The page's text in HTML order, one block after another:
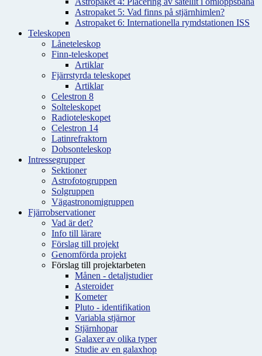
Astropaket 5: Vad finns på stjärnhimlen?
Astropaket 6: Internationella rymdstationen ISS
Teleskopen
Låneteleskop
Finn-teleskopet
Artiklar
Fjärrstyrda teleskopet
Artiklar
Celestron 8
Solteleskopet
Radioteleskopet
Celestron 14
Latinrefraktorn
Dobsonteleskop
Intressegrupper
Sektioner
Astrofotogruppen
Solgruppen
Vägastronomigruppen
Fjärrobservationer
Vad är det?
Info till lärare
Förslag till projekt
Genomförda projekt
Förslag till projektarbeten
Månen - detaljstudier
Asteroider
Kometer
Pluto - identifikation
Variabla stjärnor
Stjärnhopar
Galaxer av olika typer
Studie av en galaxhop